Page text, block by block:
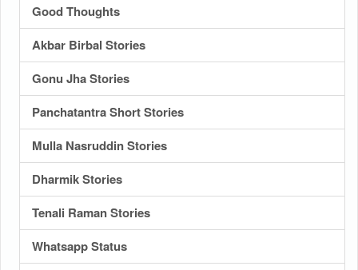
Good Thoughts
Akbar Birbal Stories
Gonu Jha Stories
Panchatantra Short Stories
Mulla Nasruddin Stories
Dharmik Stories
Tenali Raman Stories
Whatsapp Status